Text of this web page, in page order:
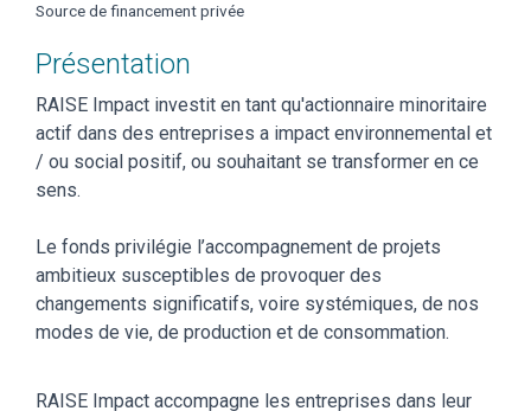
Source de financement privée
Présentation
RAISE Impact investit en tant qu'actionnaire minoritaire
actif dans des entreprises a impact environnemental et
/ ou social positif, ou souhaitant se transformer en ce
sens.
Le fonds privilégie l’accompagnement de projets
ambitieux susceptibles de provoquer des
changements significatifs, voire systémiques, de nos
modes de vie, de production et de consommation.
RAISE Impact accompagne les entreprises dans leur